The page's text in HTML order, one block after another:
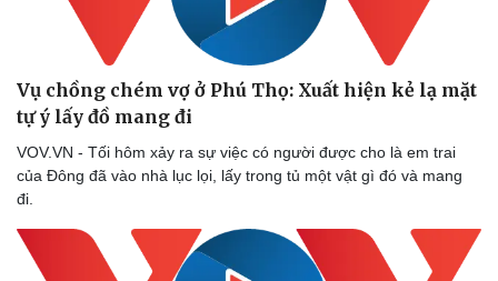
Vụ chồng chém vợ ở Phú Thọ: Xuất hiện kẻ lạ mặt
tự ý lấy đồ mang đi
VOV.VN - Tối hôm xảy ra sự việc có người được cho là em trai
của Đông đã vào nhà lục lọi, lấy trong tủ một vật gì đó và mang
đi.